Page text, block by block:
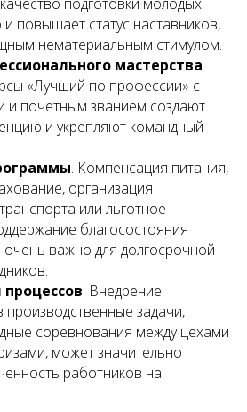
повышает статус наставников,
нематериальным стимулом.
мастерства.
«Лучший по профессии» с
и почетным званием создают
и укрепляют командный
. Компенсация питания,
организация
или льготное
благосостояния
важно для долгосрочной
. Внедрение
производственные задачи,
соревнования между цехами
может значительно
работников на